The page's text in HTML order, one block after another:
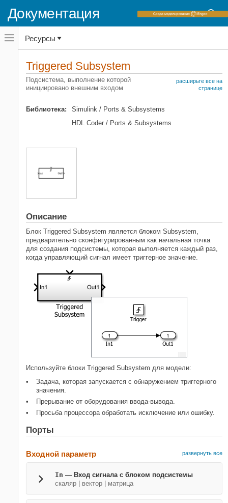
Документация
Переключатель
навигационного
меню
переключатель
навигационного
Simulink
Основы окружения Simulink
Порты и подсистемы
Описание
Примеры модели
Характеристики блока
Расширенные возможности
Смотрите также
Ресурсы
Triggered Subsystem
Подсистема, выполнение которой
инициировано внешним входом
расширьте все на
странице
Библиотека:
Simulink / Ports & Subsystems
HDL Coder / Ports & Subsystems
Описание
Блок Triggered Subsystem является блоком Subsystem,
предварительно сконфигурированным как начальная точка
для создания подсистемы, которая выполняется каждый раз,
когда управляющий сигнал имеет триггерное значение.
Используйте блоки Triggered Subsystem для модели:
Задача, которая запускается с обнаружением триггерного
значения.
Прерывание от оборудования ввода-вывода.
Просьба процессора обработать исключение или ошибку.
Порты
Входной параметр развернуть все
In — Вход сигнала с блоком подсистемы
скаляр | вектор | матрица